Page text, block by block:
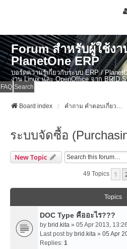
Forum สำหรับผู้ใช้งา
PlanetOne ERP
บอร์ดความรู้เกี่ยวกับระบบ ERP /
งาน Linux และ OpenOffice จาก BRID
FAQ Search
Board index คำถาม คำตอบเกี่ยวกับระบบ ไทย ERP: AdvanceBusinessSystem - PlanetOne และ ERP ระบบบัญชี
ระบบจัดซื้อ
New Topic
49 Topics 1
Topics
DOC Type คืออะไร???
by brid.kita » 05 Apr 2013, 13:26
Last post by brid.kita » 05 Apr
Replies: 1